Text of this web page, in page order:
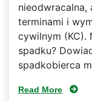
nieodwracalna,
terminami i
cywilnym (KC).
spadku?
spadkobierca
Read More